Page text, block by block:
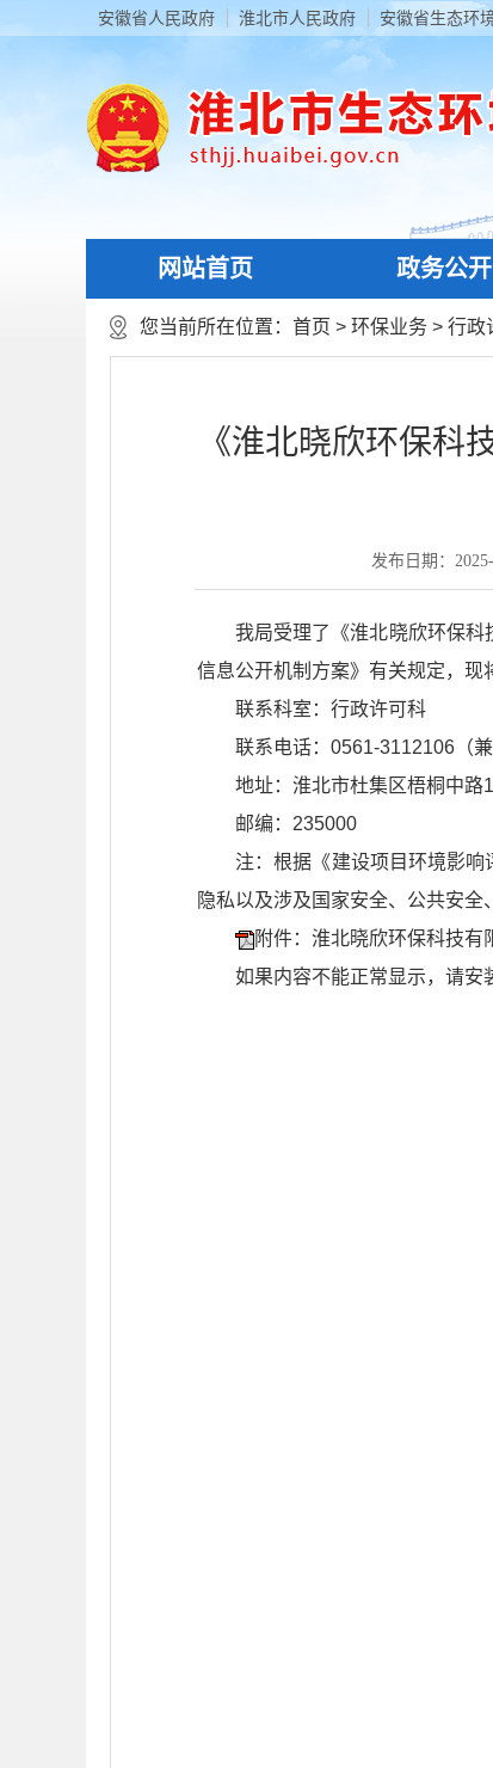
安徽省人民政府 淮北市人民政府 安徽省生态环
网站首页 政务公开
您当前所在位置： 首页 > 环保业务 > 行政
《淮北晓欣环保科
发布日期：
我局受理了《淮北晓欣环保
信息公开机制方案》有关规定，现
联系科室：行政许可科
联系电话：0561-3112106（兼
地址：淮北市杜集区梧桐中路
邮编：235000
注：根据《建设项目环境影
隐私以及涉及国家安全、公共安全
附件：淮北晓欣环保科技
如果内容不能正常显示，请安